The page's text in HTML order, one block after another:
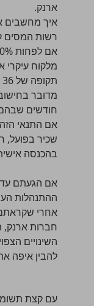
ארנק.
איך מחשבים את תקופת
רשות המסים
תקופה של 36 חודשים.
מדובר
חודשים
אם התנאי
שכיר בפועל,
בהכנסה
אם הגעתם
ההתנהלות
אחרי
חברות ארנק,
השינויים
להבין איפה
עם קצת תשומת